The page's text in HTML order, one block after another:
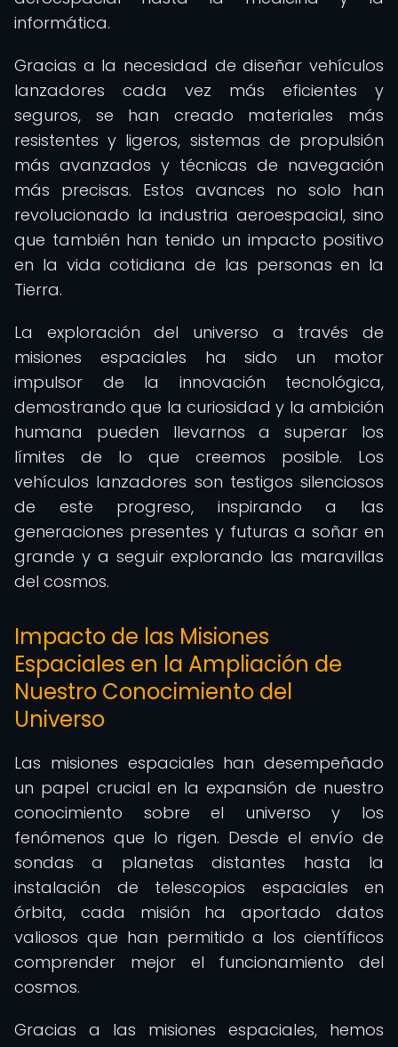
informática.
Gracias a la necesidad de diseñar vehículos
lanzadores cada vez más eficientes y
seguros, se han creado materiales más
resistentes y ligeros, sistemas de propulsión
más avanzados y técnicas de navegación
más precisas. Estos avances no solo han
revolucionado la industria aeroespacial, sino
que también han tenido un impacto positivo
en la vida cotidiana de las personas en la
Tierra.
La exploración del universo a través de
misiones espaciales ha sido un motor
impulsor de la innovación tecnológica,
demostrando que la curiosidad y la ambición
humana pueden llevarnos a superar los
límites de lo que creemos posible. Los
vehículos lanzadores son testigos silenciosos
de este progreso, inspirando a las
generaciones presentes y futuras a soñar en
grande y a seguir explorando las maravillas
del cosmos.
Impacto de las Misiones
Espaciales en la Ampliación de
Nuestro Conocimiento del
Universo
Las misiones espaciales han desempeñado
un papel crucial en la expansión de nuestro
conocimiento sobre el universo y los
fenómenos que lo rigen. Desde el envío de
sondas a planetas distantes hasta la
instalación de telescopios espaciales en
órbita, cada misión ha aportado datos
valiosos que han permitido a los científicos
comprender mejor el funcionamiento del
cosmos.
Gracias a las misiones espaciales, hemos